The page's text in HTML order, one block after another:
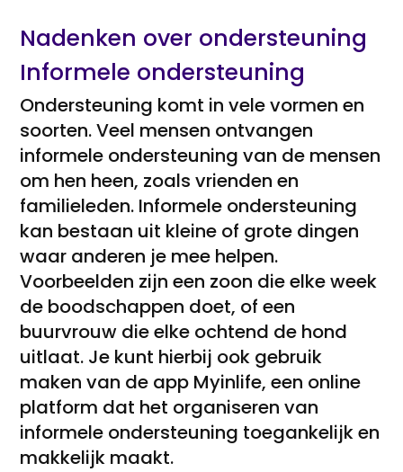
Nadenken over ondersteuning
Informele ondersteuning
Ondersteuning komt in vele vormen en
soorten. Veel mensen ontvangen
informele ondersteuning van de mensen
om hen heen, zoals vrienden en
familieleden. Informele ondersteuning
kan bestaan uit kleine of grote dingen
waar anderen je mee helpen.
Voorbeelden zijn een zoon die elke week
de boodschappen doet, of een
buurvrouw die elke ochtend de hond
uitlaat. Je kunt hierbij ook gebruik
maken van de app Myinlife, een online
platform dat het organiseren van
informele ondersteuning toegankelijk en
makkelijk maakt.